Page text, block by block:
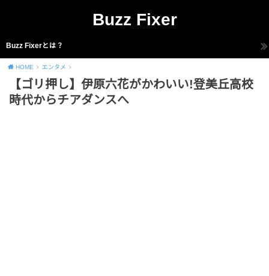
Buzz Fixer
Buzz Fixerとは？
HOME エンタメ
【ゴリ押し】伊原六花がかわいい!登美丘高校
時代からチアダンスへ